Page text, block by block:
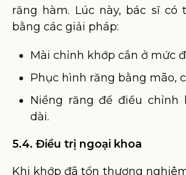
răng hàm. Lúc này, bác sĩ có
bằng các giải pháp:
Mài chỉnh khớp cắn ở mức
Phục hình răng bằng mão,
Niềng răng để điều chỉnh
dài.
5.4. Điều trị ngoại khoa
Khi khớp đã tổn thương